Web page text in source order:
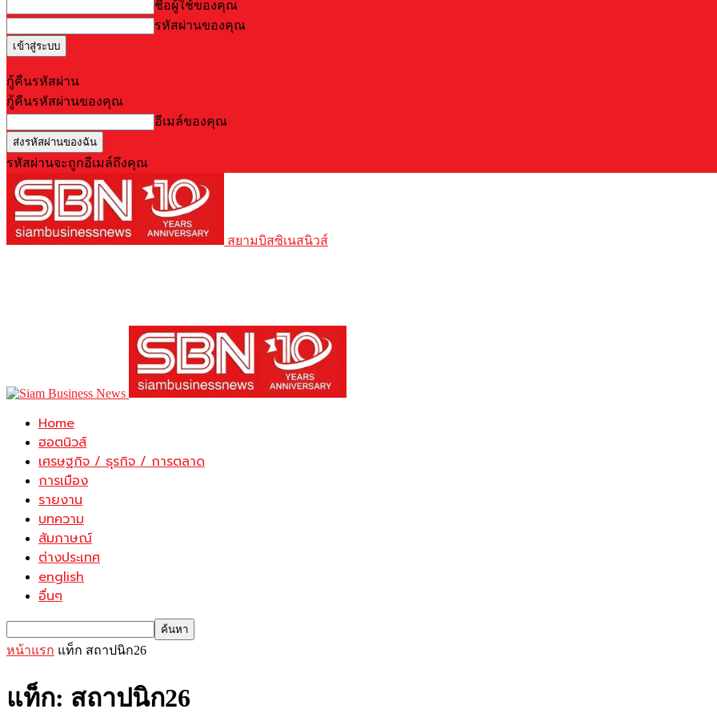
ชื่อผู้ใช้ของคุณ
รหัสผ่านของคุณ
กู้คืนรหัสผ่าน
กู้คืนรหัสผ่านของคุณ
อีเมล์ของคุณ
รหัสผ่านจะถูกอีเมล์ถึงคุณ
สยามบิสซิเนสนิวส์
Home
ฮอตนิวส์
เศรษฐกิจ / ธุรกิจ / การตลาด
การเมือง
รายงาน
บทความ
สัมภาษณ์
ต่างประเทศ
english
อื่นๆ
หน้าแรก แท็ก สถาปนิก26
แท็ก: สถาปนิก26